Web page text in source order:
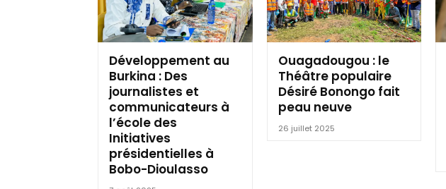
Développement au
Burkina : Des
journalistes et
communicateurs à
l’école des
Initiatives
présidentielles à
Bobo-Dioulasso
Ouagadougou : le
Théâtre populaire
Désiré Bonongo fait
peau neuve
26 juillet 2025